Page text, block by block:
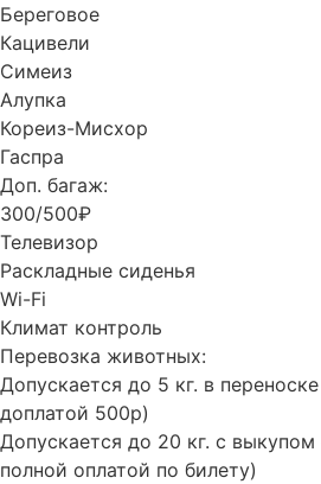
Береговое
Кацивели
Симеиз
Алупка
Кореиз-Мисхор
Гаспра
Доп. багаж:
300/500₽
Телевизор
Раскладные сиденья
Wi-Fi
Климат контроль
Перевозка животных:
Допускается до 5 кг. в
доплатой 500р)
Допускается до 20 кг. с выкупом
полной оплатой по билету)